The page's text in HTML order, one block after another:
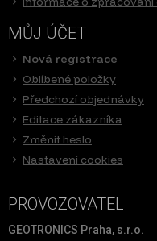
MŮJ ÚČET
Nová registrace
Oblíbené položky
Předchozí objednávky
Editace zákazníka
Změnit heslo
Nastavení cookies
PROVOZOVATEL
GEOTRONICS Praha, s.r.o.